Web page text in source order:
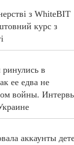
з WhiteBIT
курс з
в
ее едва не
войны.
аккаунты